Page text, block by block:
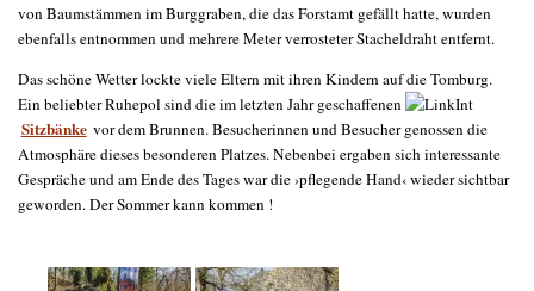
von Baumstämmen im Burggraben, die das Forstamt gefällt hatte, wurden
ebenfalls entnommen und mehrere Meter verrosteter Stacheldraht entfernt.
Das schöne Wetter lockte viele Eltern mit ihren Kindern auf die Tomburg.
Ein beliebter Ruhepol sind die im letzten Jahr geschaffenen
Sitzbänke vor dem Brunnen. Besucherinnen und Besucher genossen die
Atmosphäre dieses besonderen Platzes. Nebenbei ergaben sich interessante
Gespräche und am Ende des Tages war die ›pflegende Hand‹ wieder sichtbar
geworden. Der Sommer kann kommen !